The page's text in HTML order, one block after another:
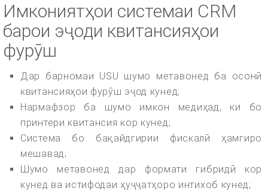
Имкониятҳои системаи CRM
барои эҷоди квитансияҳои
фурӯш
Дар барномаи USU шумо метавонед ба осонӣ
квитансияҳои фурӯш эҷод кунед;
Нармафзор ба шумо имкон медиҳад, ки бо
принтери квитансия кор кунед;
Система бо бақайдгирии фискалӣ ҳамгиро
мешавад;
Шумо метавонед дар формати гибридӣ кор
кунед ва истифодаи ҳуҷҷатҳоро интихоб кунед;